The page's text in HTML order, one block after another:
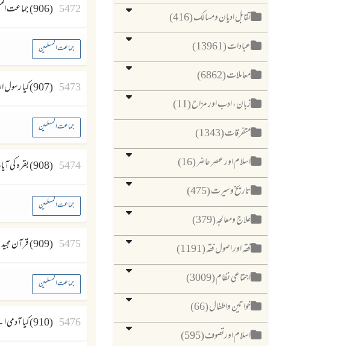
تقابل ادیان ومسالک (416)
عبادات (13961)
معاملات (6862)
زبان، ادب اور مزاح (11)
متفرقات (1343)
اسلام اور عصر حاضر (16)
تاریخ وسیرت (475)
علاج ومعالجہ (379)
فقہ اور اصول فقہ (1191)
اجتماعی نظام (3009)
خواتین واطفال (66)
اسلام اورتصوف (595)
5472 (906) جماعت المسلمین کے مسائل
جماعت المسلمین
5473 (907) کیا رسول اللہ صلی الله علیہ وسلم اہلحدیث ، حنفی ، شافعی ، حنبلی ، مالکی تھے ؟
جماعت المسلمین
5474 (908) بقرہ کی آیات ۳۱ ، ۳۲ سے فرقہ بندی شرک ثابت ہوتی ہے؟
جماعت المسلمین
5475 (909) قرآن مجید میں ہمارا نام ’’مسلمین‘‘ رکھا گیا ہے تو..الخ
جماعت المسلمین
5476 (910) کیا آدمی اپنے آپ کو اہلحدیث کہلائے..الخ